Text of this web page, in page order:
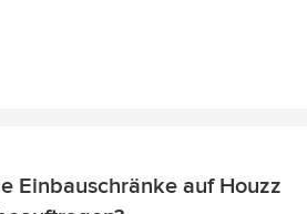
Einbauschränke auf Houzz